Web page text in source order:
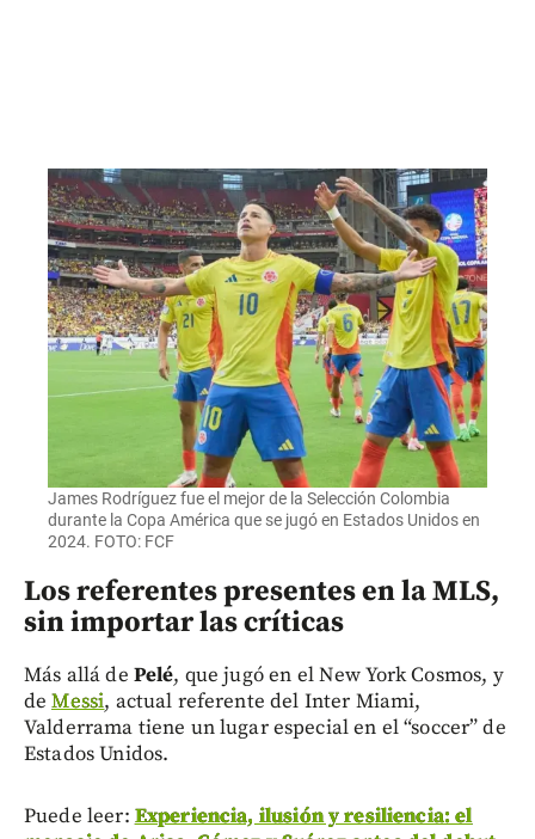
James Rodríguez fue el mejor de la Selección Colombia
durante la Copa América que se jugó en Estados Unidos en
2024. FOTO: FCF
Los referentes presentes en la MLS,
sin importar las críticas
Más allá de Pelé, que jugó en el New York Cosmos, y
deMessi, actual referente del Inter Miami,
Valderrama tiene un lugar especial en el “soccer” de
Estados Unidos.
Puede leer: Experiencia, ilusión y resiliencia: el